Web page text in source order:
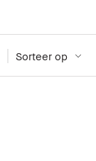
Sorteer op